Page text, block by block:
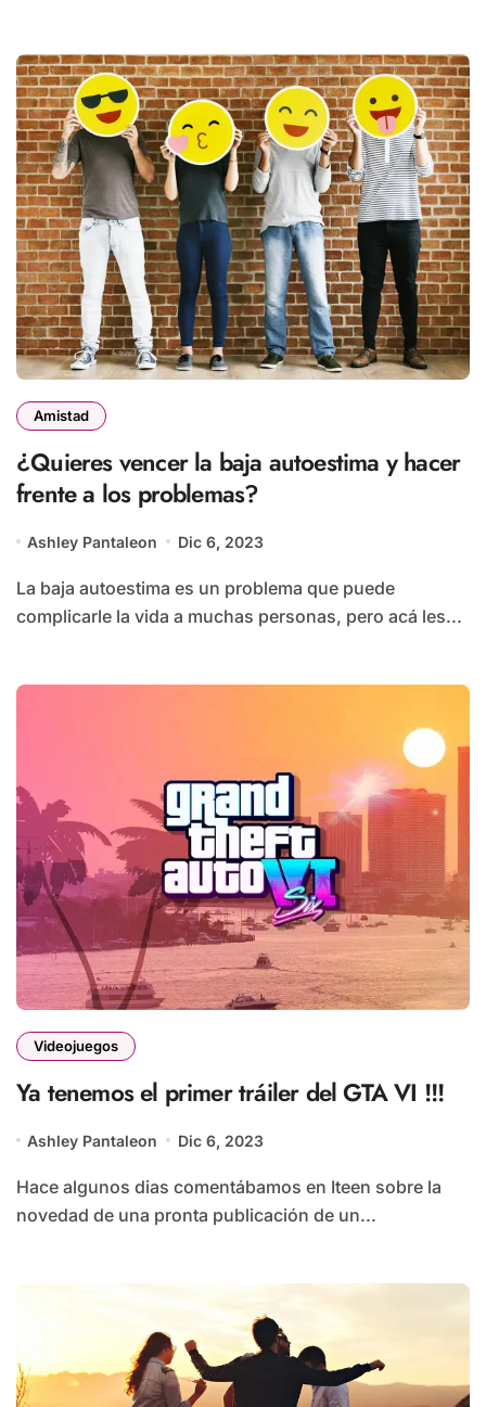
Amistad
¿Quieres vencer la baja autoestima y hacer
frente a los problemas?
Ashley Pantaleon Dic 6, 2023
La baja autoestima es un problema que puede
complicarle la vida a muchas personas, pero acá les...
Videojuegos
Ya tenemos el primer tráiler del GTA VI !!!
Ashley Pantaleon Dic 6, 2023
Hace algunos dias comentábamos en Iteen sobre la
novedad de una pronta publicación de un...